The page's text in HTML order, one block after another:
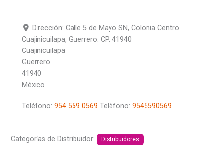
Dirección:Calle 5 de Mayo SN, Colonia Centro
Cuajinicuilapa, Guerrero. CP. 41940
Cuajinicuilapa
Guerrero
41940
México
Teléfono: 954 559 0569 Teléfono: 9545590569
Categorías de Distribuidor: Distribuidores